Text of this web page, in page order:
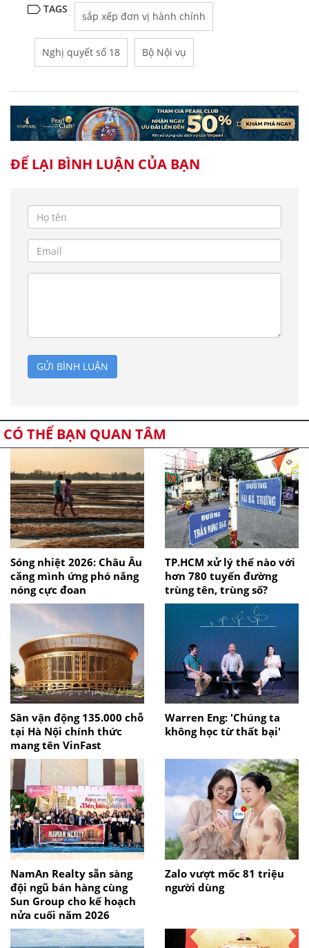
TAGS
sắp xếp đơn vị hành chính
Nghị quyết số 18 Bộ Nội vụ
ĐỂ LẠI BÌNH LUẬN CỦA BẠN
GỬI BÌNH LUẬN
CÓ THỂ BẠN QUAN TÂM
Sóng nhiệt 2026: Châu Âu
căng mình ứng phó nắng
nóng cực đoan
TP.HCM xử lý thế nào với
hơn 780 tuyến đường
trùng tên, trùng số?
Sân vận động 135.000 chỗ
tại Hà Nội chính thức
mang tên VinFast
Warren Eng: 'Chúng ta
không học từ thất bại'
NamAn Realty sẵn sàng
đội ngũ bán hàng cùng
Sun Group cho kế hoạch
nửa cuối năm 2026
Zalo vượt mốc 81 triệu
người dùng